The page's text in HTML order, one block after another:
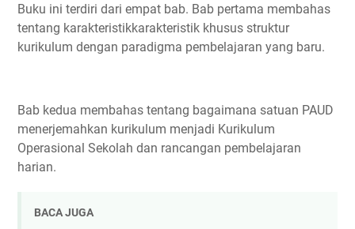
Buku ini terdiri dari empat bab. Bab pertama membahas
tentang karakteristikkarakteristik khusus struktur
kurikulum dengan paradigma pembelajaran yang baru.
Bab kedua membahas tentang bagaimana satuan PAUD
menerjemahkan kurikulum menjadi Kurikulum
Operasional Sekolah dan rancangan pembelajaran
harian.
BACA JUGA